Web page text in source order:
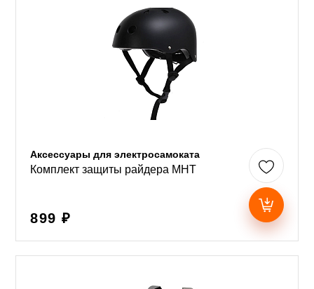
Аксессуары для электросамоката
Комплект защиты райдера MHT
899 ₽